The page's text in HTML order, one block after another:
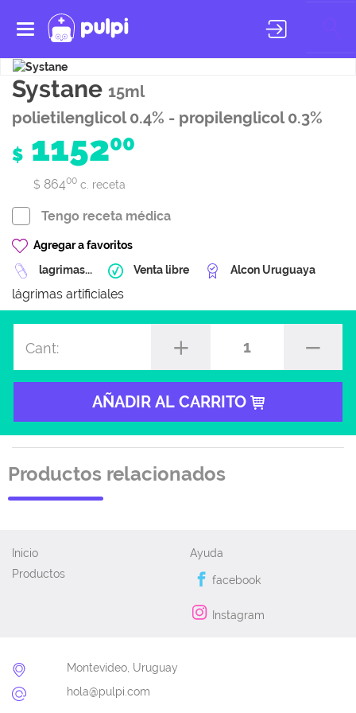
Toggle
navigation
Systane 15ml
polietilenglicol 0.4% - propilenglicol 0.3%
$ 115200
$ 86400 c. receta
Tengo receta médica
Agregar a favoritos
lagrimas...
Venta libre Alcon Uruguaya
lágrimas artificiales
Cant: 1
AÑADIR AL CARRITO
Productos relacionados
Inicio
Productos
Ayuda
facebook
Instagram
Montevideo, Uruguay
hola@pulpi.com